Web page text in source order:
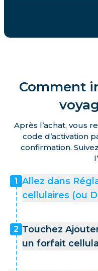
Comment
Après l’achat, vous
code d’activation
confirmation.
1 Allez dans
cellulaires (ou
2 Touchez
un forfait